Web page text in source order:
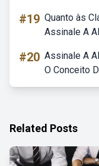
#19 Quanto às
Assinale A
#20 Assinale A
O Conceito
Related Posts